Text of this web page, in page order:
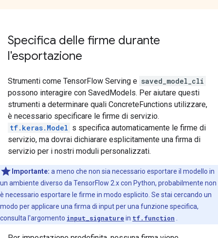
Specifica delle firme durante
l'esportazione
Strumenti come TensorFlow Serving e saved_model_cli
possono interagire con SavedModels. Per aiutare questi
strumenti a determinare quali ConcreteFunctions utilizzare,
è necessario specificare le firme di servizio.
tf.keras.Model s specifica automaticamente le firme di
servizio, ma dovrai dichiarare esplicitamente una firma di
servizio per i nostri moduli personalizzati.
Importante: a meno che non sia necessario esportare il modello in
un ambiente diverso da TensorFlow 2.x con Python, probabilmente non
è necessario esportare le firme in modo esplicito. Se stai cercando un
modo per applicare una firma di input per una funzione specifica,
consulta l'argomento input_signaturein tf.function